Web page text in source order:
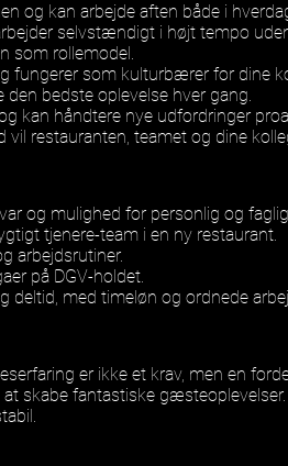
og kan arbejde aften både i
selvstændigt i højt tempo
som rollemodel.
fungerer som kulturbærer for dine
bedste oplevelse hver gang.
kan håndtere nye udfordringer
vil restauranten, teamet og dine
og mulighed for personlig og
tjenere-team i en ny restaurant.
arbejdsrutiner.
på DGV-holdet.
deltid, med timeløn og ordnede
er ikke et krav, men en
skabe fantastiske gæsteoplevelser.